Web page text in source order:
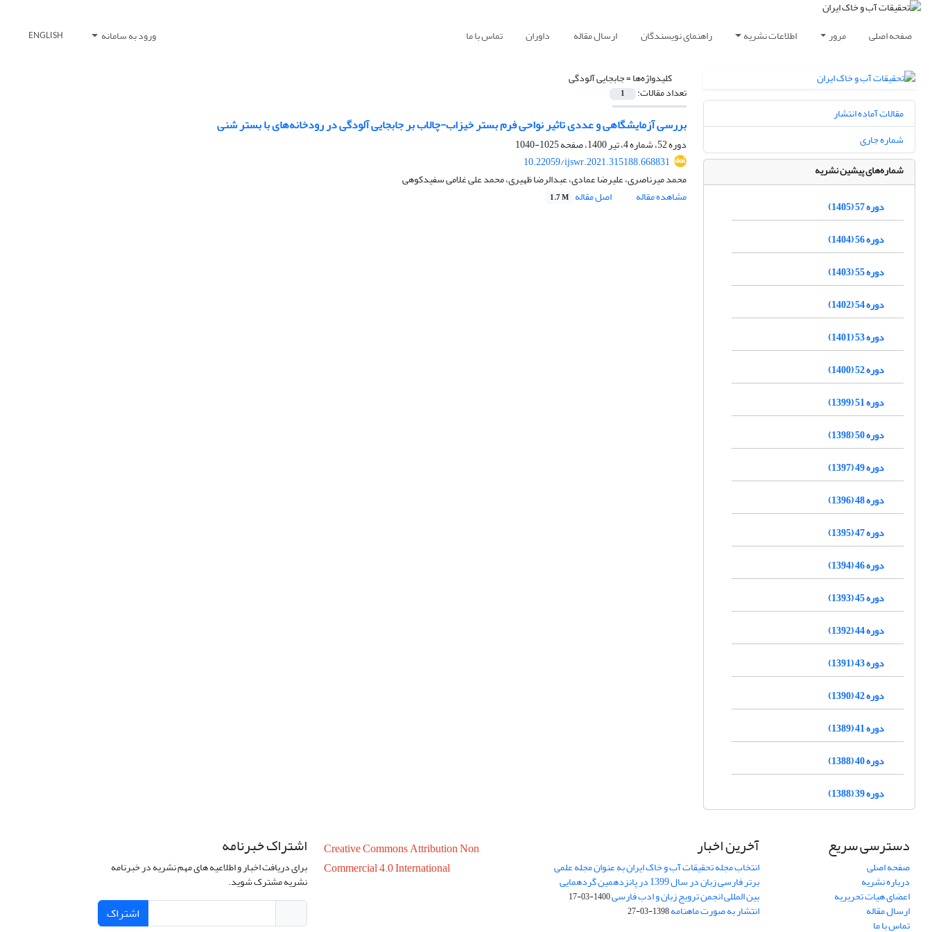
صفحه اصلی مرور اطلاعات نشریه راهنمای نویسندگان ارسال مقاله داوران تماس با ما ورود به سامانه ENGLISH
کلیدواژه‌ها =جابجایی آلودگی
تعداد مقالات: 1
بررسی آزمایشگاهی و عددی تاثیر نواحی فرم بستر خیزاب-‌چالاب بر جابجایی آلودگی در رودخانه‌های با بستر شنی
دوره 52، شماره 4، تیر 1400، صفحه
1025-1040
10.22059/ijswr.2021.315188.668831
محمد میرناصری، علیرضا عمادی، عبدالرضا ظهیری، محمد علی غلامی سفیدکوهی
مشاهده مقاله
اصل مقاله 1.7 M
مقالات آماده انتشار
شماره جاری
شماره‌های پیشین نشریه
دوره 57 (1405)
دوره 56 (1404)
دوره 55 (1403)
دوره 54 (1402)
دوره 53 (1401)
دوره 52 (1400)
دوره 51 (1399)
دوره 50 (1398)
دوره 49 (1397)
دوره 48 (1396)
دوره 47 (1395)
دوره 46 (1394)
دوره 45 (1393)
دوره 44 (1392)
دوره 43 (1391)
دوره 42 (1390)
دوره 41 (1389)
دوره 40 (1388)
دوره 39 (1388)
دسترسی سریع
صفحه اصلی
درباره نشریه
اعضای هیات تحریریه
ارسال مقاله
تماس با ما
آخرین اخبار
انتخاب مجله تحقیقات آب و خاک ایران به عنوان مجله علمی
برتر فارسی زبان در سال 1399 در پانزدهمین گردهمایی
بین المللی انجمن ترویج زبان و ادب فارسی1400-03-17
انتشار به صورت ماهنامه1398-03-27
Creative Commons Attribution Non
Commercial 4.0 International
اشتراک خبرنامه
برای دریافت اخبار و اطلاعیه های مهم نشریه در خبرنامه
نشریه مشترک شوید.
اشتراک